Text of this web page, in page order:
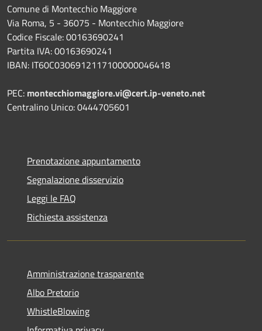
Comune di Montecchio Maggiore
Via Roma, 5 - 36075 - Montecchio Maggiore
Codice Fiscale: 00163690241
Partita IVA: 00163690241
IBAN: IT60C0306912117100000046418
PEC: montecchiomaggiore.vi@cert.ip-veneto.net
Centralino Unico: 0444705601
Prenotazione appuntamento
Segnalazione disservizio
Leggi le FAQ
Richiesta assistenza
Amministrazione trasparente
Albo Pretorio
WhistleBlowing